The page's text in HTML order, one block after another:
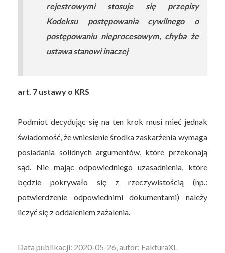
rejestrowymi stosuje się przepisy
Kodeksu postępowania cywilnego o
postępowaniu nieprocesowym, chyba że
ustawa stanowi inaczej
art. 7 ustawy o KRS
Podmiot decydując się na ten krok musi mieć jednak
świadomość, że wniesienie środka zaskarżenia wymaga
posiadania solidnych argumentów, które przekonają
sąd. Nie mając odpowiedniego uzasadnienia, które
będzie pokrywało się z rzeczywistością (np.:
potwierdzenie odpowiednimi dokumentami) należy
liczyć się z oddaleniem zażalenia.
Data publikacji: 2020-05-26, autor: FakturaXL